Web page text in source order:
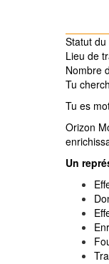
Statut du
Lieu de
Nombre
Tu
Tu es
Orizon
Un